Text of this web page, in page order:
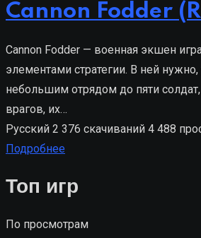
Cannon Fodder
Cannon Fodder — военная экшен
элементами стратегии. В ней нужно,
небольшим отрядом до пяти
врагов, их…
Русский 2 376 скачиваний 4 488
Подробнее
Топ игр
По просмотрам